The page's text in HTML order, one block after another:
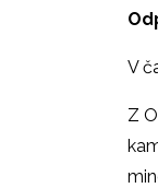
V
Z